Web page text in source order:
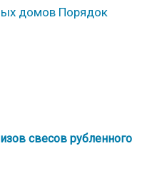
домов Порядок
свесов рубленного